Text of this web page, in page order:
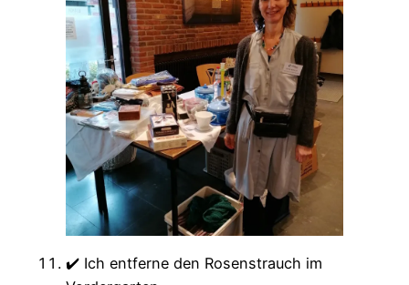
✔️ Ich entferne den Rosenstrauch im